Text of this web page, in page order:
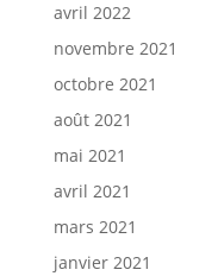
avril 2022
novembre 2021
octobre 2021
août 2021
mai 2021
avril 2021
mars 2021
janvier 2021